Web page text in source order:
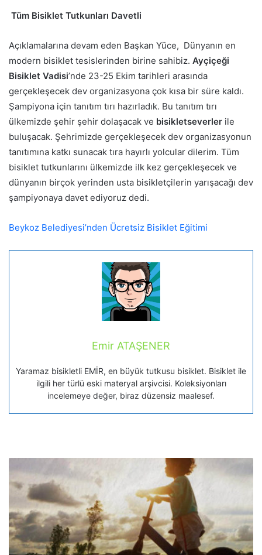
Tüm Bisiklet Tutkunları Davetli
Açıklamalarına devam eden Başkan Yüce, Dünyanın en
modern bisiklet tesislerinden birine sahibiz. Ayçiçeği
Bisiklet Vadisi’nde 23-25 Ekim tarihleri arasında
gerçekleşecek dev organizasyona çok kısa bir süre kaldı.
Şampiyona için tanıtım tırı hazırladık. Bu tanıtım tırı
ülkemizde şehir şehir dolaşacak ve bisikletseverler ile
buluşacak. Şehrimizde gerçekleşecek dev organizasyonun
tanıtımına katkı sunacak tıra hayırlı yolcular dilerim. Tüm
bisiklet tutkunlarını ülkemizde ilk kez gerçekleşecek ve
dünyanın birçok yerinden usta bisikletçilerin yarışacağı dev
şampiyonaya davet ediyoruz dedi.
Beykoz Belediyesi’nden Ücretsiz Bisiklet Eğitimi
Emir ATAŞENER
Yaramaz bisikletli EMİR, en büyük tutkusu bisiklet. Bisiklet ile
ilgili her türlü eski materyal arşivcisi. Koleksiyonları
incelemeye değer, biraz düzensiz maalesef.